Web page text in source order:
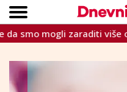
Copyright
mogli zaraditi više od